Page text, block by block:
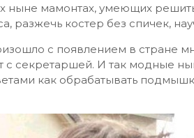
ныне мамонтах, умеющих
разжечь костер без спичек,
с появлением в стране
с секретаршей. И так модные
как обрабатывать